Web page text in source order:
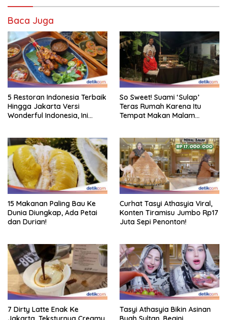
Baca Juga
5 Restoran Indonesia Terbaik
Hingga Jakarta Versi
Wonderful Indonesia, Ini
So Sweet! Suami ‘Sulap’
Teras Rumah Karena Itu
Tempat Makan Malam
15 Makanan Paling Bau Ke
Dunia Diungkap, Ada Petai
dan Durian!
Curhat Tasyi Athasyia Viral,
Konten Tiramisu Jumbo Rp17
Juta Sepi Penonton!
7 Dirty Latte Enak Ke
Tasyi Athasyia Bikin Asinan